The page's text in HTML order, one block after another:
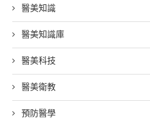
醫美知識
醫美知識庫
醫美科技
醫美衛教
預防醫學